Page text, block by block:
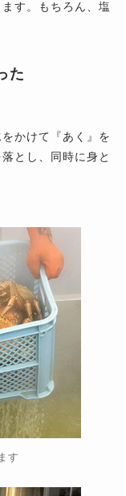
す。もちろん、塩
た
かけて『あく』を
とし、同時に身と
す